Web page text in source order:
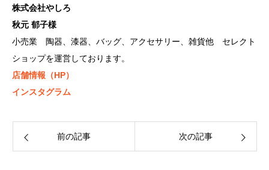
株式会社やしろ
秋元 郁子様
小売業 陶器、漆器、バッグ、アクセサリー、雑貨他 セレクト
ショップを運営しております。
店舗情報（HP）
インスタグラム
前の記事 次の記事